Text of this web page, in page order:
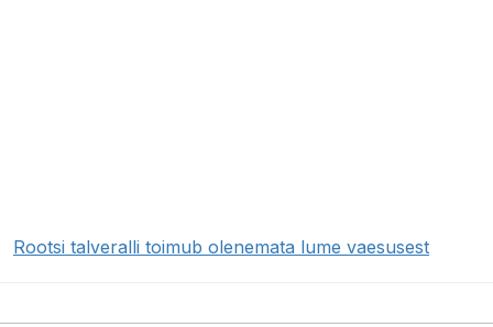
Rootsi talveralli toimub olenemata lume vaesusest